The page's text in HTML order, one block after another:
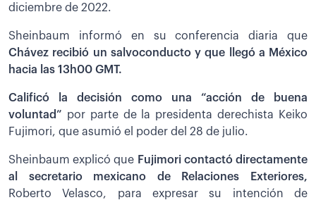
diciembre de 2022.
Sheinbaum informó en su conferencia diaria que
Chávez recibió un salvoconducto y que llegó a México
hacia las 13h00 GMT.
Calificó la decisión como una “acción de buena
voluntad” por parte de la presidenta derechista Keiko
Fujimori, que asumió el poder del 28 de julio.
Sheinbaum explicó que Fujimori contactó directamente
al secretario mexicano de Relaciones Exteriores,
Roberto Velasco, para expresar su intención de